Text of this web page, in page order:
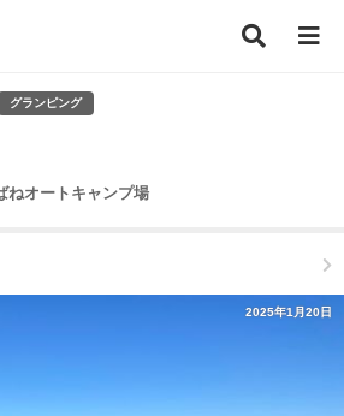
グランピング
ねオートキャンプ場
2025年1月20日